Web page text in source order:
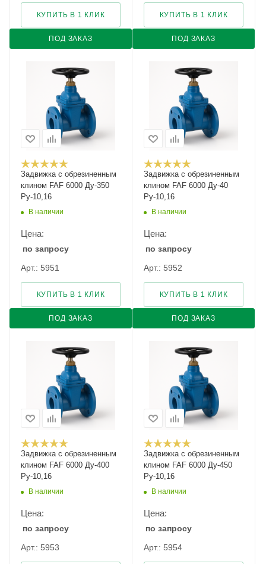
ПОД ЗАКАЗ
КУПИТЬ В 1 КЛИК
ПОД ЗАКАЗ
КУПИТЬ В 1 КЛИК
Задвижка с обрезиненным
клином FAF 6000 Ду-350
Ру-10,16
В наличии
Цена:
по запросу
Арт.: 5951
ПОД ЗАКАЗ
КУПИТЬ В 1 КЛИК
Задвижка с обрезиненным
клином FAF 6000 Ду-40
Ру-10,16
В наличии
Цена:
по запросу
Арт.: 5952
ПОД ЗАКАЗ
КУПИТЬ В 1 КЛИК
Задвижка с обрезиненным
клином FAF 6000 Ду-400
Ру-10,16
В наличии
Цена:
по запросу
Арт.: 5953
Задвижка с обрезиненным
клином FAF 6000 Ду-450
Ру-10,16
В наличии
Цена:
по запросу
Арт.: 5954